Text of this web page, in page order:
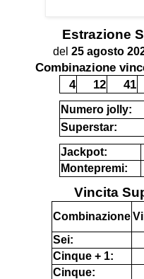
Estrazione
del 25 agosto
Combinazione
4
12 41
Numero jolly:
Superstar:
Jackpot:
Montepremi:
Vincita
Combinazione
Sei:
Cinque + 1:
Cinque: